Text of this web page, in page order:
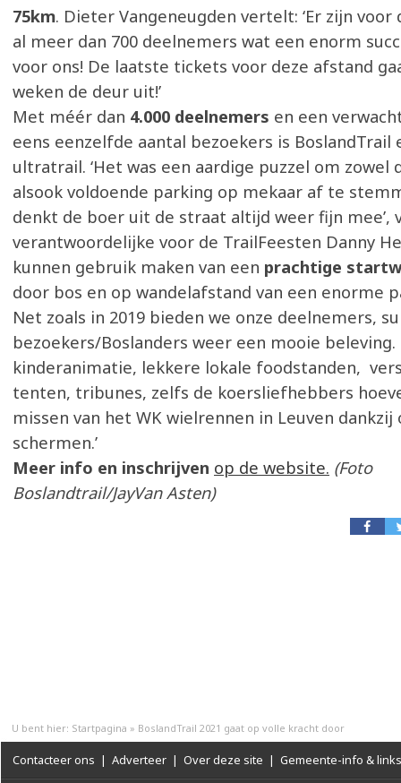
75km. Dieter Vangeneugden vertelt: ‘Er zijn voor
al meer dan 700 deelnemers wat een enorm
voor ons! De laatste tickets voor deze afstand
weken de deur uit!’
Met méér dan 4.000 deelnemers en een
eens eenzelfde aantal bezoekers is BoslandTrail
ultratrail. ‘Het was een aardige puzzel om zowel
alsook voldoende parking op mekaar af te
denkt de boer uit de straat altijd weer fijn mee’,
verantwoordelijke voor de TrailFeesten Danny
kunnen gebruik maken van een prachtige
door bos en op wandelafstand van een enorme
Net zoals in 2019 bieden we onze deelnemers,
bezoekers/Boslanders weer een mooie beleving.
kinderanimatie, lekkere lokale foodstanden,
tenten, tribunes, zelfs de koersliefhebbers
missen van het WK wielrennen in Leuven dankzij
schermen.’
Meer info en inschrijven op de website. (Foto
Boslandtrail/JayVan Asten)
U bent hier: Startpagina » BoslandTrail 2021 gaat op volle kracht door
Contacteer ons | Adverteer | Over deze site | Gemeente-info & links